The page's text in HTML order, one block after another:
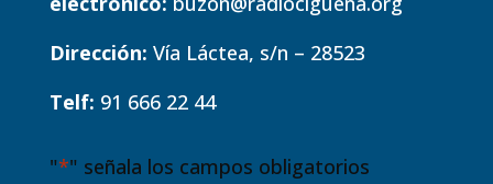
Dirección: Vía Láctea, s/n – 28523
Telf: 91 666 22 44
"*" señala los campos obligatorios